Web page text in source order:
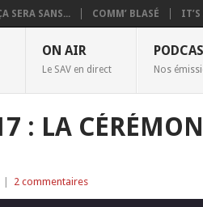
SERA SANS... COMM’ BLASÉ
ON AIR
Le SAV en direct Nos
: LA
2 commentaires